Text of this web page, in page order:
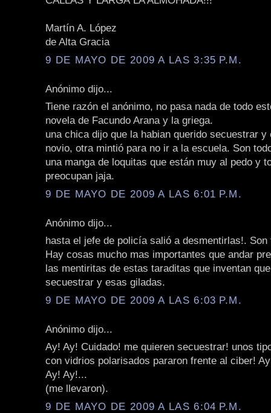
Martín A. López
de Alta Gracia
9 DE MAYO DE 2009 A LAS 3:35 P.M.
Anónimo dijo...
Tiene razón el anónimo, no pasa nada de todo
novela de Facundo Arana y la griega.
una chica dijo que la habian querido secuestrar y
novio, otra mintió para no ir a la escuela. Son
una manga de loquitas que están muy al pedo y
preocupan jaja.
9 DE MAYO DE 2009 A LAS 6:01 P.M.
Anónimo dijo...
hasta el jefe de policía salió a desmentirlas!.
Hay cosas mucho mas importantes que andar
las mentiritas de estas taraditas que inventan
secuestrar y esas giladas.
9 DE MAYO DE 2009 A LAS 6:03 P.M.
Anónimo dijo...
Ay! Ay! Cuidado! me quieren secuestrar! unos
con vidrios polarisados pararon frente al ciber!
Ay! Ay!...
(me llevaron).
9 DE MAYO DE 2009 A LAS 6:04 P.M.